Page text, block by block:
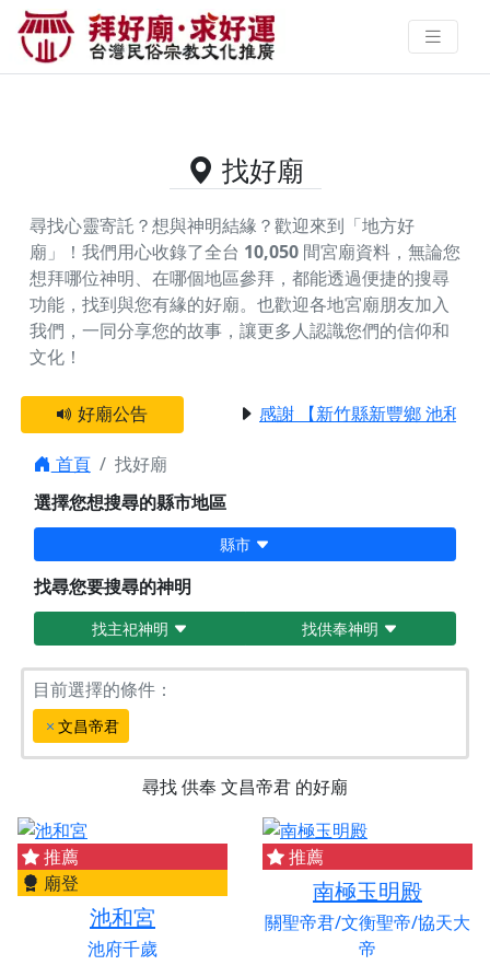
供奉文昌帝君的好廟資料｜拜好廟
求好運 找到與您有緣的信仰
找好廟
尋找心靈寄託？想與神明結緣？歡迎來到「地方好
廟」！我們用心收錄了全台 10,050 間宮廟資料，無論您
想拜哪位神明、在哪個地區參拜，都能透過便捷的搜尋
功能，找到與您有緣的好廟。 也歡迎各地宮廟朋友加入
我們，一同分享您的故事，讓更多人認識您們的信仰和
文化！
好廟公告 感謝 【新竹縣新豐鄉 池和宮
首頁
找好廟
選擇您想搜尋的縣市地區
縣市
找尋您要搜尋的神明
找主祀神明 找供奉神明
目前選擇的條件：
文昌帝君
尋找供奉 文昌帝君 的好廟
推薦
廟登
池和宮
池府千歲
推薦
南極玉明殿
關聖帝君/文衡聖帝/協天大
帝